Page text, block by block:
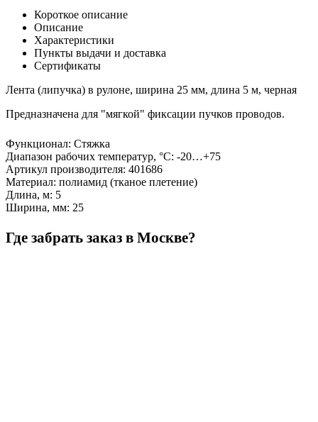
Короткое описание
Описание
Характеристики
Пункты выдачи и доставка
Сертификаты
Лента (липучка) в рулоне, ширина 25 мм, длина 5 м, черная
Предназначена для "мягкой" фиксации пучков проводов.
Функционал: Стяжка
Диапазон рабочих температур, °С: -20…+75
Артикул производителя: 401686
Материал: полиамид (тканое плетение)
Длина, м: 5
Ширина, мм: 25
Где забрать заказ в Москве?